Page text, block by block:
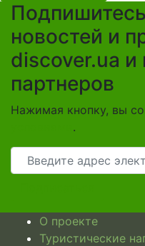
новостей и
discover.ua и
партнеров
Нажимая кнопку, вы
.
Email
О проекте
Туристические